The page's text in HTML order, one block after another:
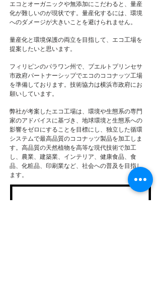
エコとオーガニックや無添加にこだわると、量産
化が難しいのが現状です。量産化するには、環境
へのダメージが大きいことを避けられません。
量産化と環境保護の両立を目指して、エコ工場を
提案したいと思います。
フィリピンのパラワン州で、プエルトプリンセサ
市政府パートナーシップでエコのココナッツ工場
を準備しております。技術協力は横浜市政府にお
願いしています。
弊社が考案したエコ工場は、環境や生態系の専門
家のアドバイスに基づき、地球環境と生態系への
影響をゼロにすることを目標にし、独立した循環
システムで最高品質のココナッツ製品を加工しま
す。高品質の天然植物を高等な現代技術で加工
し、農業、建築業、インテリア、健康食品、食
品、化粧品、印刷業など、社会への普及を目指し
ます。